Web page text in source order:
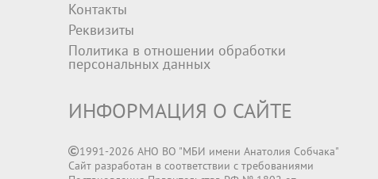
Контакты
Реквизиты
Политика в отношении обработки
персональных данных
ИНФОРМАЦИЯ О САЙТЕ
1991-2026 АНО ВО "МБИ имени Анатолия Собчака"
Сайт разработан в соответствии с требованиями